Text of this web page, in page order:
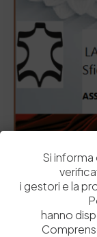
24 Giugno 2016
Assemblea
UNIONE
giugno 2016
Magenta,…
Si informa
i gestori e la
hanno